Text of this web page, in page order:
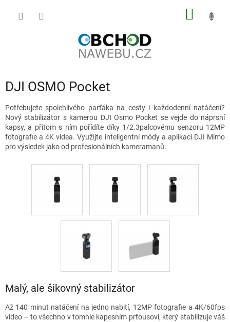
DJI OSMO Pocket
Potřebujete spolehlivého parťáka na cesty i každodenní natáčení?
Nový stabilizátor s kamerou DJI Osmo Pocket se vejde do náprsní
kapsy, a přitom s ním pořídíte díky 1/2.3palcovému senzoru 12MP
fotografie a 4K videa. Využijte inteligentní módy a aplikaci DJI Mimo
pro výsledek jako od profesionálních kameramanů.
Malý, ale šikovný stabilizátor
Až 140 minut natáčení na jedno nabití, 12MP fotografie a 4K/60fps
video – to všechno v tomhle kapesním prťousovi, který stabilizuje váš